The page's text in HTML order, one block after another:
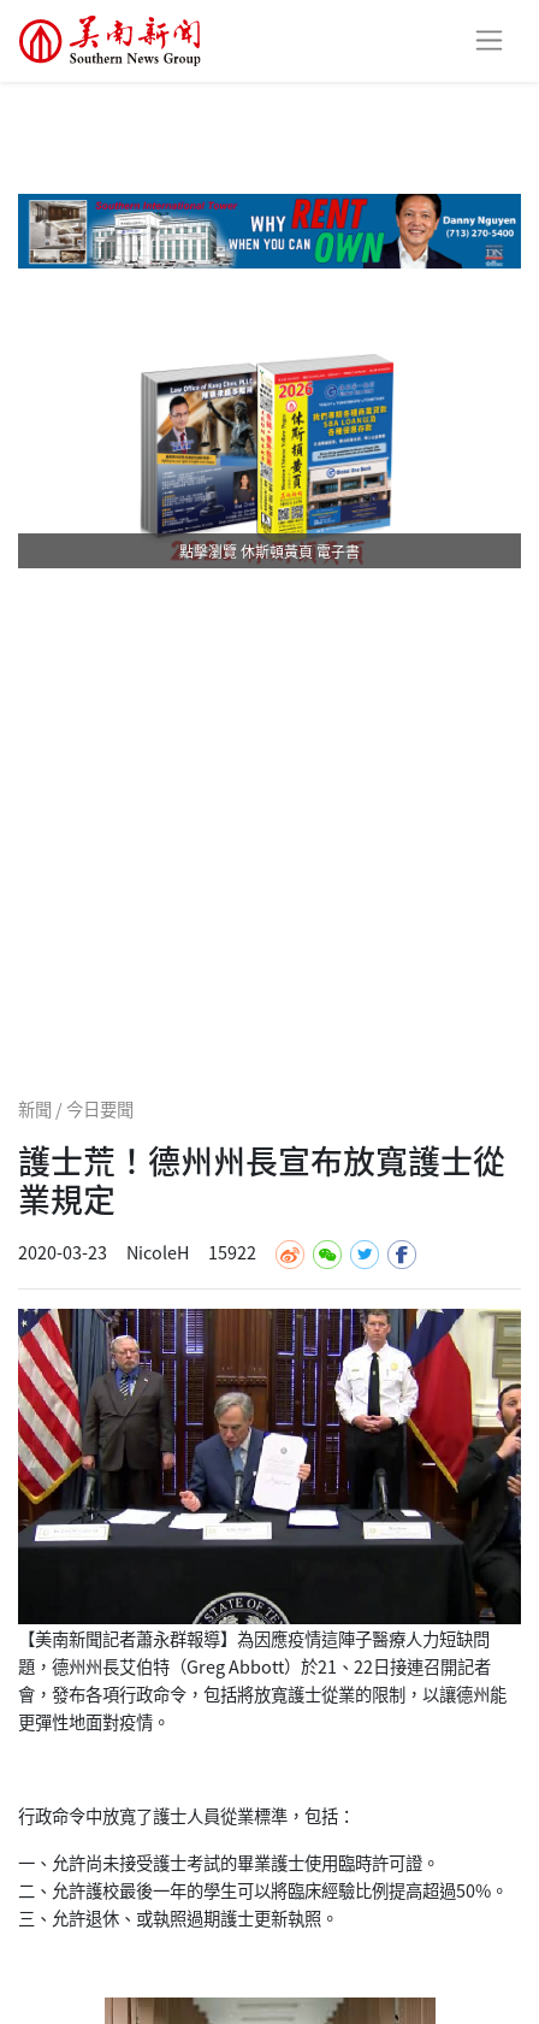
點擊瀏覽 休斯頓黃頁 電子書
新聞 / 今日要聞
護士荒！德州州長宣布放寬護士從
業規定
2020-03-23 NicoleH 15922
【美南新聞記者蕭永群報導】為因應疫情這陣子醫療人力短缺問
題，德州州長艾伯特（Greg Abbott）於21、22日接連召開記者
會，發布各項行政命令，包括將放寬護士從業的限制，以讓德州能
更彈性地面對疫情。
行政命令中放寬了護士人員從業標準，包括：
一、允許尚未接受護士考試的畢業護士使用臨時許可證。
二、允許護校最後一年的學生可以將臨床經驗比例提高超過50%。
三、允許退休、或執照過期護士更新執照。